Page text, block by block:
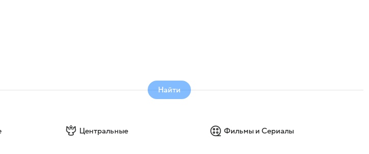
Найти
Центральные Фильмы и Сериалы